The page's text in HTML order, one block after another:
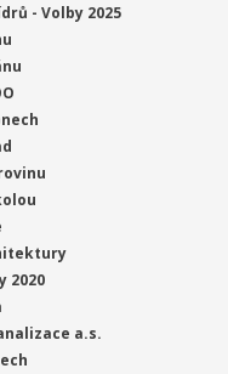
- Volby 2025
2020
a.s.